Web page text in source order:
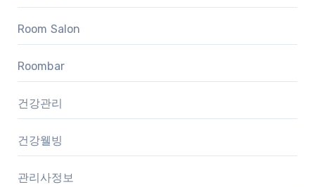
Room Salon
Roombar
건강관리
건강웰빙
관리사정보